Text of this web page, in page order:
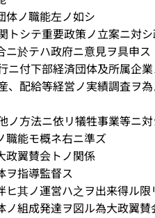
体ノ職能左ノ如シ
シテ重要政策ノ立案ニ対
ニ於テハ政府ニ意見ヲ具申ス
付下部経済団体及所属企
配給等経営ノ実績調査ヲ
方法ニ依リ犠牲事業等ニ
職能モ概ネ右ニ準ズ
政翼賛会トノ関係
ヲ指導監督ス
ヒ其ノ運営ハ之ヲ出来得ル
ノ組成発達ヲ図ル為大政翼賛